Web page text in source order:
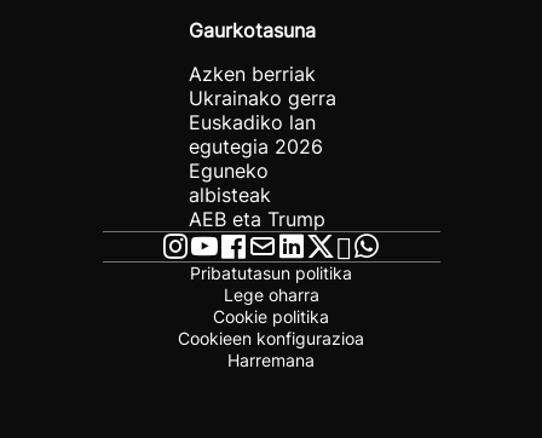
Gaurkotasuna
Azken berriak
Ukrainako gerra
Euskadiko lan
egutegia 2026
Eguneko
albisteak
AEB eta Trump
Pribatutasun politika
Lege oharra
Cookie politika
Cookieen konfigurazioa
Harremana